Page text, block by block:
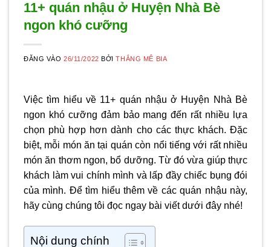
11+ quán nhậu ở Huyện Nhà Bè
ngon khó cưỡng
ĐĂNG VÀO26/11/2022 BỞITHẮNG MÊ BIA
Việc tìm hiểu về 11+ quán nhậu ở Huyện Nhà Bè
ngon khó cưỡng đảm bảo mang đến rất nhiều lựa
chọn phù hợp hơn dành cho các thực khách. Đặc
biệt, mỗi món ăn tại quán còn nổi tiếng với rất nhiều
món ăn thơm ngon, bổ dưỡng. Từ đó vừa giúp thực
khách làm vui chính mình và lấp đầy chiếc bụng đói
của mình. Để tìm hiểu thêm về các quán nhậu này,
hãy cùng chúng tôi đọc ngay bài viết dưới đây nhé!
Nội dung chính